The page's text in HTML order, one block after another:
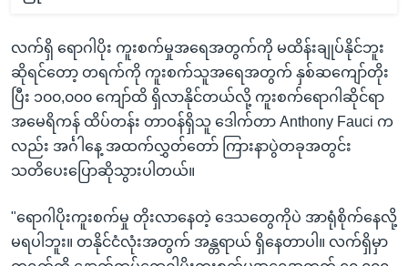
လက်ရှိ ရောဂါပိုး ကူးစက်မှုအရေအတွက်ကို မထိန်းချုပ်နိုင်ဘူး
ဆိုရင်တော့ တရက်ကို ကူးစက်သူအရေအတွက် နှစ်ဆကျော်တိုး
ပြီး ၁၀၀,၀၀၀ ကျော်ထိ ရှိလာနိုင်တယ်လို့ ကူးစက်ရောဂါဆိုင်ရာ
အမေရိကန် ထိပ်တန်း တာဝန်ရှိသူ ဒေါက်တာ Anthony Fauci က
လည်း အင်္ဂါနေ့ အထက်လွှတ်တော် ကြားနာပွဲတခုအတွင်း
သတိပေးပြောဆိုသွားပါတယ်။
"ရောဂါပိုးကူးစက်မှု တိုးလာနေတဲ့ ဒေသတွေကိုပဲ အာရုံစိုက်နေလို့
မရပါဘူး။ တနိုင်ငံလုံးအတွက် အန္တရာယ် ရှိနေတာပါ။ လက်ရှိမှာ